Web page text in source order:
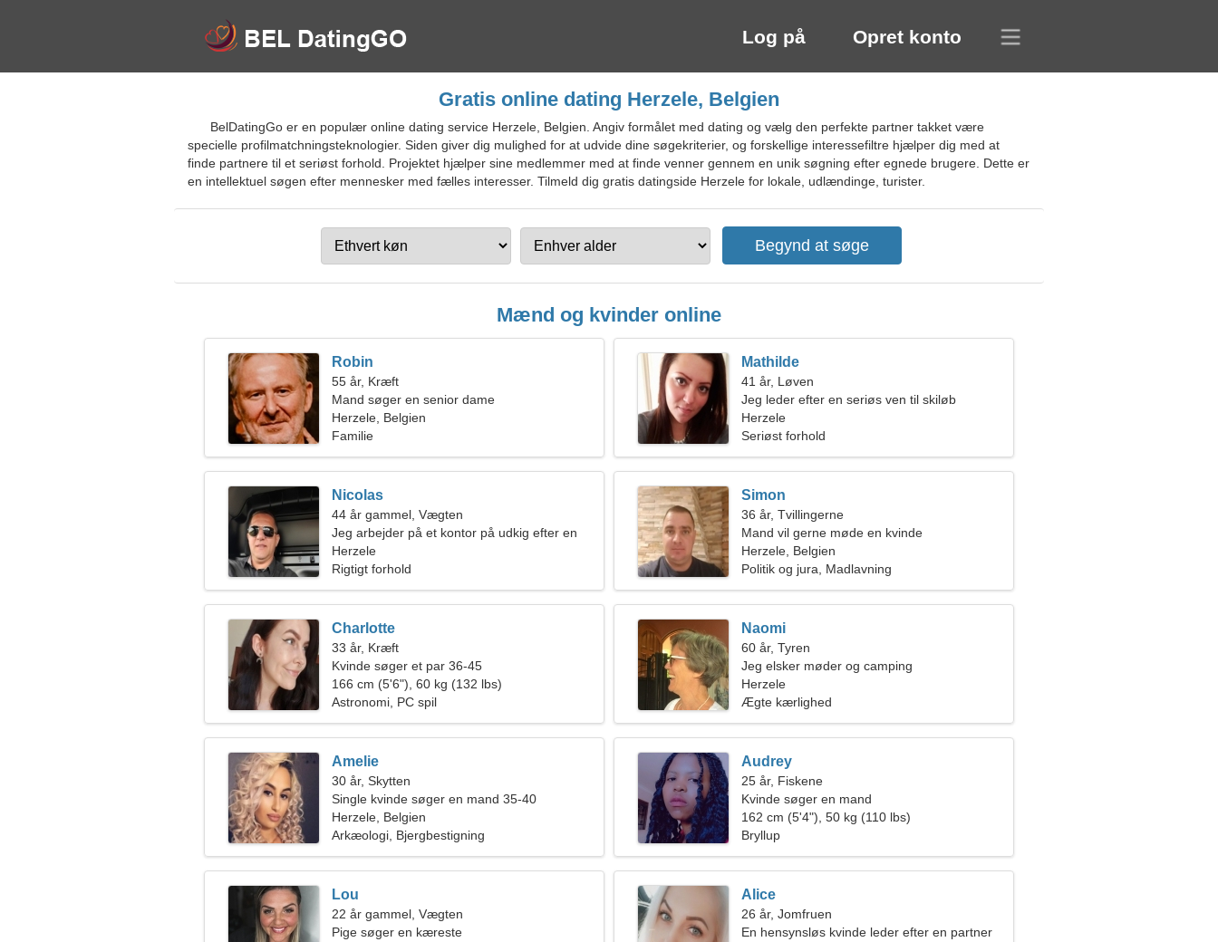
Log på Opret konto
Gratis online dating Herzele, Belgien
BelDatingGo er en populær online dating service Herzele, Belgien. Angiv formålet med dating og vælg den perfekte partner takket være
specielle profilmatchningsteknologier. Siden giver dig mulighed for at udvide dine søgekriterier, og forskellige interessefiltre hjælper dig med at
finde partnere til et seriøst forhold. Projektet hjælper sine medlemmer med at finde venner gennem en unik søgning efter egnede brugere. Dette er
en intellektuel søgen efter mennesker med fælles interesser. Tilmeld dig gratis datingside Herzele for lokale, udlændinge, turister.
Mænd og kvinder online
Robin
55 år, Kræft
Mand søger en senior dame
Herzele, Belgien
Familie
Mathilde
41 år, Løven
Jeg leder efter en seriøs ven til skiløb
Herzele
Seriøst forhold
Nicolas
44 år gammel, Vægten
Jeg arbejder på et kontor på udkig efter en
kærlig kvinde
Herzele
Rigtigt forhold
Simon
36 år, Tvillingerne
Mand vil gerne møde en kvinde
Herzele, Belgien
Politik og jura, Madlavning
Charlotte
33 år, Kræft
Kvinde søger et par 36-45
166 cm (5'6"), 60 kg (132 lbs)
Astronomi, PC spil
Naomi
60 år, Tyren
Jeg elsker møder og camping
Herzele
Ægte kærlighed
Amelie
30 år, Skytten
Single kvinde søger en mand 35-40
Herzele, Belgien
Arkæologi, Bjergbestigning
Audrey
25 år, Fiskene
Kvinde søger en mand
162 cm (5'4"), 50 kg (110 lbs)
Bryllup
Lou
22 år gammel, Vægten
Pige søger en kæreste
Alice
26 år, Jomfruen
En hensynsløs kvinde leder efter en partner